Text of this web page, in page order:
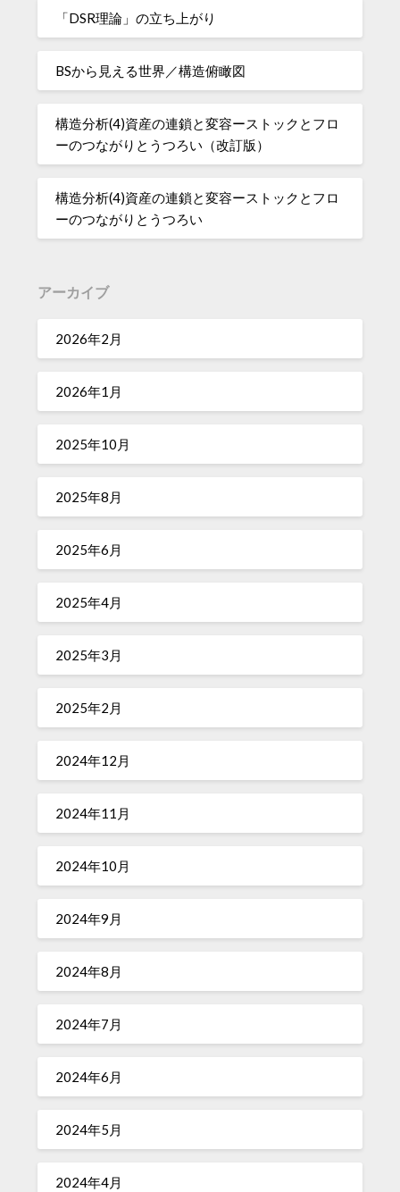
「DSR理論」の立ち上がり
BSから見える世界／構造俯瞰図
構造分析(4)資産の連鎖と変容ーストックとフロ
ーのつながりとうつろい（改訂版）
構造分析(4)資産の連鎖と変容ーストックとフロ
ーのつながりとうつろい
アーカイブ
2026年2月
2026年1月
2025年10月
2025年8月
2025年6月
2025年4月
2025年3月
2025年2月
2024年12月
2024年11月
2024年10月
2024年9月
2024年8月
2024年7月
2024年6月
2024年5月
2024年4月